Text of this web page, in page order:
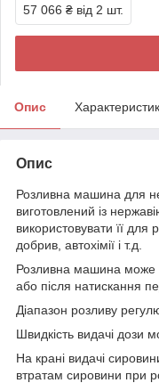
57 066 ₴ від 2 шт.
Опис
Опис
Розливна машина для
виготовлений із
використовувати її для
добрив, автохімії і т.д.
Розливна машина може
або після натискання
Діапазон розливу
Швидкість видачі дози
На крані видачі
втратам сировини при